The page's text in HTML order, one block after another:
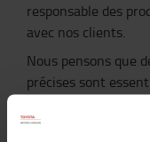
responsable des
avec nos clients.
Nous pensons que
précises sont